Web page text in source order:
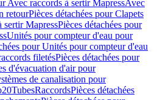
Avec raccords à sertir MapressAvec
retourPièces détachées pour Clapets
sertir MapressPièces détachées pour
Unités pour compteur d'eau pour
pour Unités pour compteur d'eau
filetésPièces détachées pour
d'évacuation d'air pour
de canalisation pour
TubesRaccordsPièces détachées